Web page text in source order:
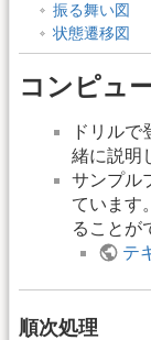
振る舞い図
状態遷移図
コンピュ
ドリルで
緒に説明
サンプル
ています
ることが
テ
順次処理